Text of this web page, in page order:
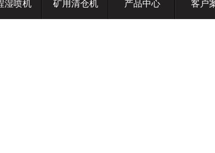
湿喷机 矿用清仓机 产品中心 客户